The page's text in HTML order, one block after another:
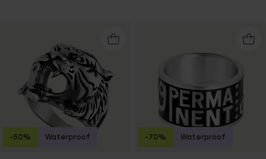
-50% Waterproof -70% Waterproof